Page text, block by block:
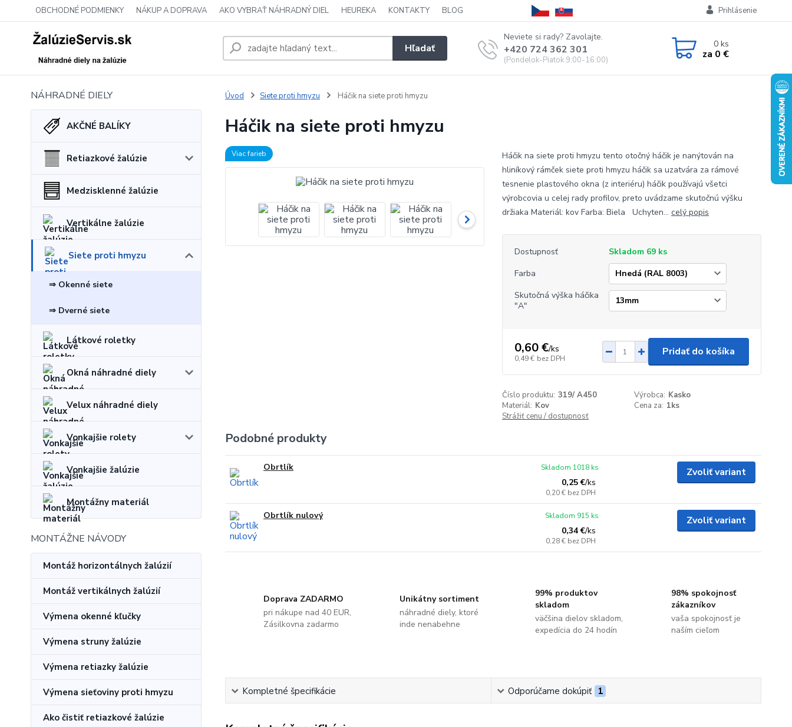
OBCHODNÉ PODMIENKY NÁKUP A DOPRAVA AKO VYBRAŤ NÁHRADNÝ DIEL HEUREKA KONTAKTY BLOG Prihlásenie
Hľadať
Neviete si rady? Zavolajte.
+420 724 362 301
(Pondelok-Piatok 9:00-16:00)
0ks
za 0 €
NÁHRADNÉ DIELY
AKČNÉ BALÍKY
Retiazkové žalúzie
Medzisklenné žalúzie
Vertikálne žalúzie
Siete proti hmyzu
⇒ Okenné siete
⇒ Dverné siete
Látkové roletky
Okná náhradné diely
Velux náhradné diely
Vonkajšie rolety
Vonkajšie žalúzie
Montážny materiál
MONTÁŽNE NÁVODY
Montáž horizontálnych žalúzií
Montáž vertikálnych žalúzií
Výmena okenné kľučky
Výmena struny žalúzie
Výmena retiazky žalúzie
Výmena sieťoviny proti hmyzu
Ako čistiť retiazkové žalúzie
Úvod Siete proti hmyzu Háčik na siete proti hmyzu
Háčik na siete proti hmyzu
Viac farieb
Háčik na siete proti hmyzu tento otočný háčik je nanýtován na
hliníkový rámček siete proti hmyzu háčik sa uzatvára za rámové
tesnenie plastového okna (z interiéru) háčik používajú všetci
výrobcovia u celej rady profilov, preto uvádzame skutočnú výšku
držiaka Materiál: kov Farba: Biela Uchyten... celý popis
Dostupnosť
Skladom 69 ks
Farba
Skutočná výška háčika
"A"
0,60 €/ks
0,49 € bez DPH
Pridať do košíka
Číslo produktu: 319/ A450 Výrobca: Kasko
Materiál: Kov Cena za: 1ks
Strážiť cenu / dostupnosť
Podobné produkty
Obrtlík
0,25 €/ks
0,20 € bez DPH
Skladom 1018 ks Zvoliť variant
Obrtlík nulový
0,34 €/ks
0,28 € bez DPH
Skladom 915 ks Zvoliť variant
Doprava ZADARMO
pri nákupe nad 40 EUR,
Zásilkovna zadarmo
Unikátny sortiment
náhradné diely, ktoré
inde nenabehne
99% produktov
skladom
väčšina dielov skladom,
expedícia do 24 hodín
98% spokojnosť
zákazníkov
vaša spokojnosť je
naším cieľom
Kompletné špecifikácie Odporúčame dokúpiť 1